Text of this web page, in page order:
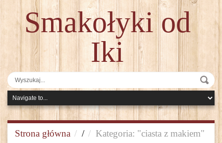
Smakołyki od
Iki
Strona główna / Kategoria: "ciasta z makiem"